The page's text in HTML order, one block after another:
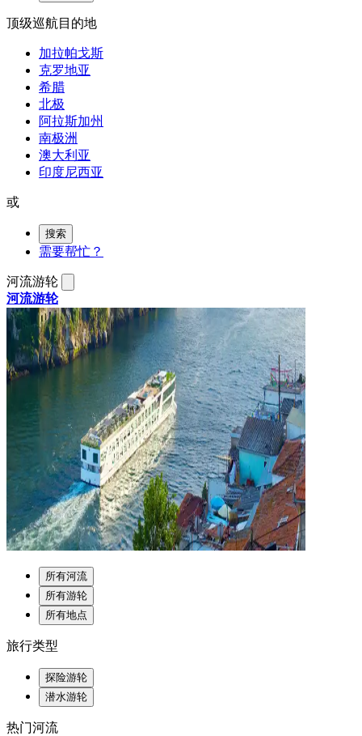
顶级巡航目的地
加拉帕戈斯
克罗地亚
希腊
北极
阿拉斯加州
南极洲
澳大利亚
印度尼西亚
或
搜索
需要帮忙？
河流游轮
河流游轮
所有河流
所有游轮
所有地点
旅行类型
探险游轮
潜水游轮
热门河流